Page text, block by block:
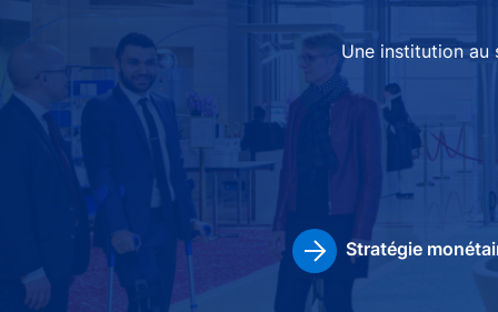
Une institution au
Stratégie